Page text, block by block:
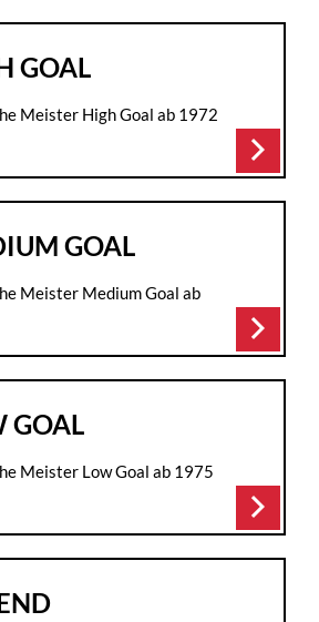
GOAL
Meister High Goal ab 1972
arrow_forward_ios
GOAL
Meister Medium Goal ab
arrow_forward_ios
GOAL
Meister Low Goal ab 1975
arrow_forward_ios